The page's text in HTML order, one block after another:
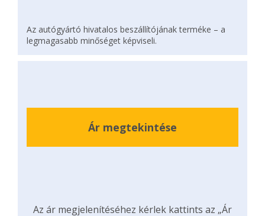
Az autógyártó hivatalos beszállítójának terméke – a
legmagasabb minőséget képviseli.
Ár megtekintése
Az ár megjelenítéséhez kérlek kattints az „Ár